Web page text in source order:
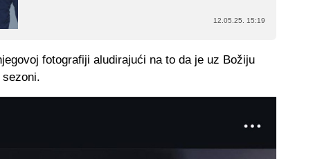
12.05.25. 15:19
fotografiji aludirajući na to da je uz Božiju